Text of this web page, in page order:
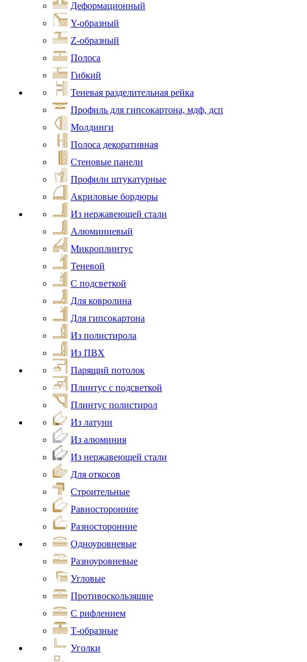
Деформационный
Y-образный
Z-образный
Полоса
Гибкий
Теневая разделительная рейка
Профиль для гипсокартона, мдф, дсп
Молдинги
Полоса декоративная
Стеновые панели
Профили штукатурные
Акриловые бордюры
Из нержавеющей стали
Алюминиевый
Микроплинтус
Теневой
С подсветкой
Для ковролина
Для гипсокартона
Из полистирола
Из ПВХ
Парящий потолок
Плинтус с подсветкой
Плинтус полистирол
Из латуни
Из алюминия
Из нержавеющей стали
Для откосов
Строительные
Равносторонние
Разносторонние
Одноуровневые
Разноуровневые
Угловые
Противоскользящие
С рифлением
Т-образные
Уголки